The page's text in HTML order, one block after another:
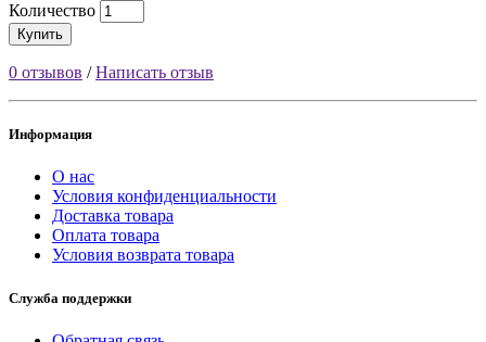
Количество
Купить
0 отзывов /Написать отзыв
Информация
О нас
Условия конфиденциальности
Доставка товара
Оплата товара
Условия возврата товара
Служба поддержки